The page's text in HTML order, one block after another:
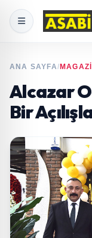
ANA SAYFA/
Alcazar
Bir